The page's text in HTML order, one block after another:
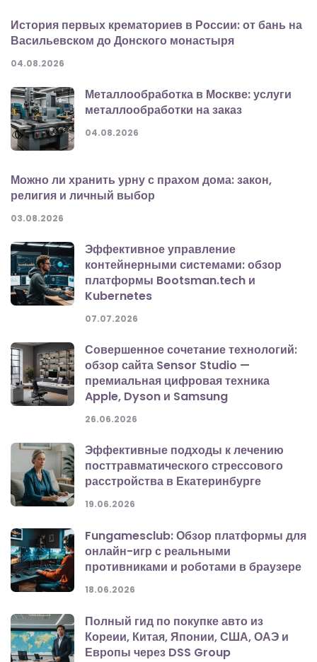
История первых крематориев в России: от бань на
Васильевском до Донского монастыря
04.08.2026
Металлообработка в Москве: услуги
металлообработки на заказ
04.08.2026
Можно ли хранить урну с прахом дома: закон,
религия и личный выбор
03.08.2026
Эффективное управление
контейнерными системами: обзор
платформы Bootsman.tech и
Kubernetes
07.07.2026
Совершенное сочетание технологий:
обзор сайта Sensor Studio —
премиальная цифровая техника
Apple, Dyson и Samsung
26.06.2026
Эффективные подходы к лечению
посттравматического стрессового
расстройства в Екатеринбурге
19.06.2026
Fungamesclub: Обзор платформы для
онлайн-игр с реальными
противниками и роботами в браузере
18.06.2026
Полный гид по покупке авто из
Кореии, Китая, Японии, США, ОАЭ и
Европы через DSS Group